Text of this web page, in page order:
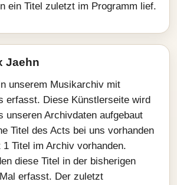
ein Titel zuletzt im Programm lief.
Jaehn
unserem Musikarchiv mit
erfasst. Diese Künstlerseite wird
unseren Archivdaten aufgebaut
Titel des Acts bei uns vorhanden
Titel im Archiv vorhanden.
diese Titel in der bisherigen
erfasst. Der zuletzt